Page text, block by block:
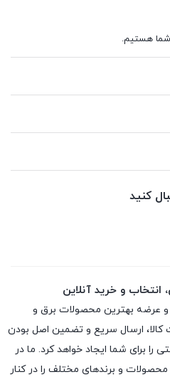
کنید
انتخاب و خرید آنلاین
و عرضه بهترین محصولات برق و
بازگشت کالا، ارسال سریع و تضمین اصل بودن
را برای شما ایجاد خواهد کرد. ما در
محصولات و برندهای مختلف را در کنار